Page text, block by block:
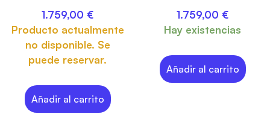
1.759,00 €
Producto actualmente
no disponible. Se
puede reservar.
Añadir al carrito
1.759,00 €
Hay existencias
Añadir al carrito